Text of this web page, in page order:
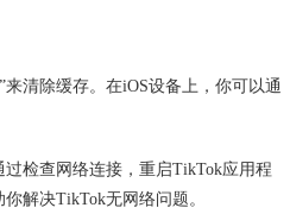
清除缓存。在iOS设备上，你可以通
检查网络连接，重启TikTok应用程
解决TikTok无网络问题。